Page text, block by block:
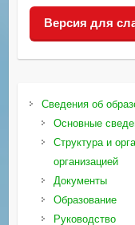
Версия для
Сведения об
Основные
Структура и
организацией
Документы
Образование
Руководство